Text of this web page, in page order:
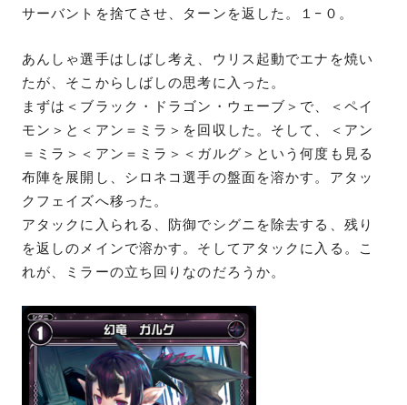
サーバントを捨てさせ、ターンを返した。１−０。
あんしゃ選手はしばし考え、ウリス起動でエナを焼い
たが、そこからしばしの思考に入った。
まずは＜ブラック・ドラゴン・ウェーブ＞で、＜ペイ
モン＞と＜アン＝ミラ＞を回収した。そして、＜アン
＝ミラ＞＜アン＝ミラ＞＜ガルグ＞という何度も見る
布陣を展開し、シロネコ選手の盤面を溶かす。アタッ
クフェイズへ移った。
アタックに入られる、防御でシグニを除去する、残り
を返しのメインで溶かす。そしてアタックに入る。こ
れが、ミラーの立ち回りなのだろうか。